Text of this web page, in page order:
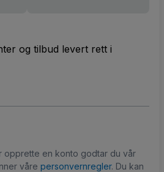
og tilbud levert rett i
opprette en konto godtar du vår
våre personvernregler. Du kan